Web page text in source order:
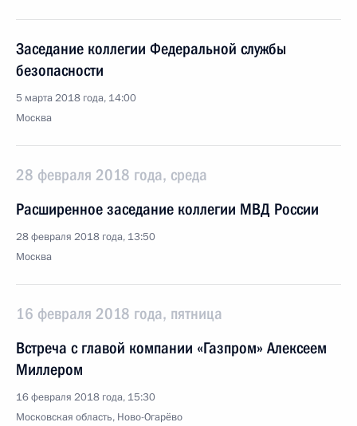
Заседание коллегии Федеральной службы
безопасности
5 марта 2018 года, 14:00
Москва
28 февраля 2018 года, среда
Расширенное заседание коллегии МВД России
28 февраля 2018 года, 13:50
Москва
16 февраля 2018 года, пятница
Встреча с главой компании «Газпром» Алексеем
Миллером
16 февраля 2018 года, 15:30
Московская область, Ново-Огарёво